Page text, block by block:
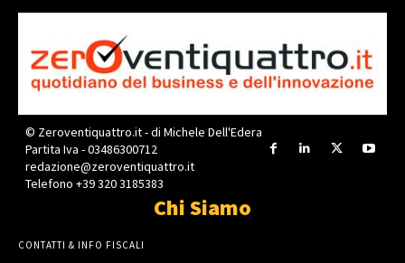
© Zeroventiquattro.it - di Michele Dell'Edera
Partita Iva - 03486300712
redazione@zeroventiquattro.it
Telefono +39 320 3185383
Chi Siamo
CONTATTI & INFO FISCALI